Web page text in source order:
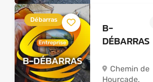
Débarras
B-
DÉBARRAS
Chemin de
Hourcade,